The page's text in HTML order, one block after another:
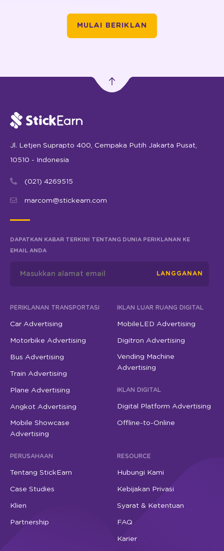
MULAI BERIKLAN
Jl. Letjen Suprapto 400, Cempaka Putih Jakarta Pusat,
10510 - Indonesia
(021) 4269515
marcom@stickearn.com
DAPATKAN KABAR TERKINI TENTANG DUNIA PERIKLANAN KE
EMAIL ANDA
LANGGANAN
PERIKLANAN TRANSPORTASI
Car Advertising
Motorbike Advertising
Bus Advertising
Train Advertising
Plane Advertising
Angkot Advertising
Mobile Showcase
Advertising
IKLAN LUAR RUANG DIGITAL
MobileLED Advertising
Digitron Advertising
Vending Machine
Advertising
IKLAN DIGITAL
Digital Platform Advertising
Offline-to-Online
PERUSAHAAN
Tentang StickEarn
Case Studies
Klien
Partnership
RESOURCE
Hubungi Kami
Kebijakan Privasi
Syarat & Ketentuan
FAQ
Karier